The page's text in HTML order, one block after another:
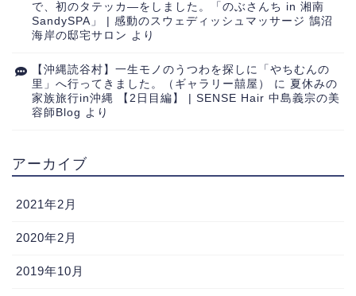
で、初のタテッカ―をしました。「のぶさんち in 湘南
SandySPA」 | 感動のスウェディッシュマッサージ 鵠沼
海岸の邸宅サロン より
【沖縄読谷村】一生モノのうつわを探しに「やちむんの
里」へ行ってきました。（ギャラリー囍屋）
に 夏休みの
家族旅行in沖縄 【2日目編】 | SENSE Hair 中島義宗の美
容師Blog より
アーカイブ
2021年2月
2020年2月
2019年10月